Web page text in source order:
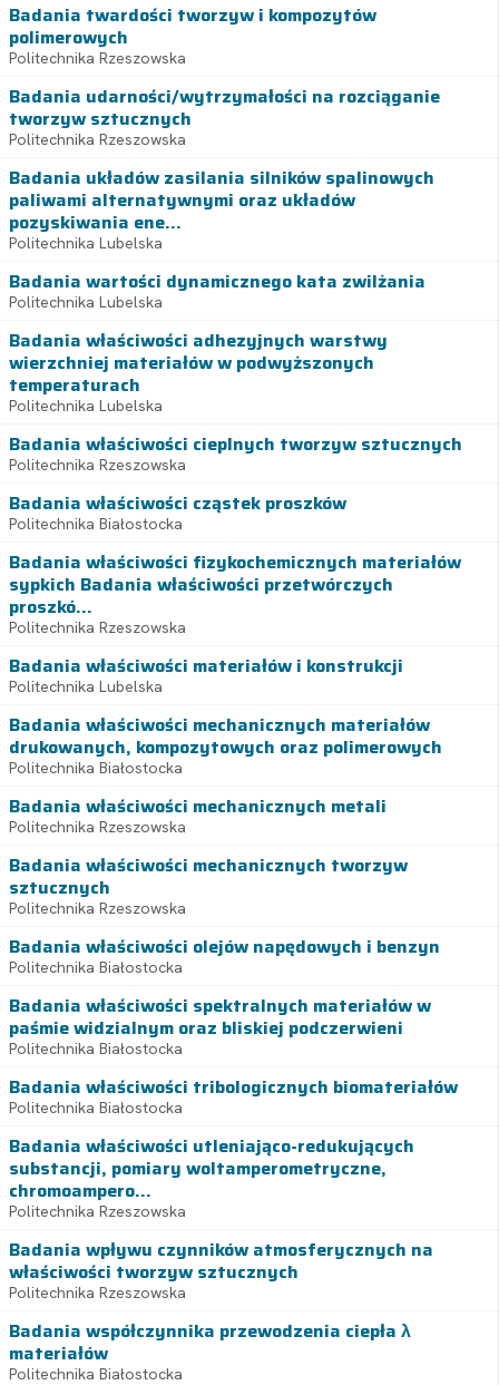
Badania twardości tworzyw i kompozytów
polimerowych
Politechnika Rzeszowska
Badania udarności/wytrzymałości na rozciąganie
tworzyw sztucznych
Politechnika Rzeszowska
Badania układów zasilania silników spalinowych
paliwami alternatywnymi oraz układów
pozyskiwania ene...
Politechnika Lubelska
Badania wartości dynamicznego kata zwilżania
Politechnika Lubelska
Badania właściwości adhezyjnych warstwy
wierzchniej materiałów w podwyższonych
temperaturach
Politechnika Lubelska
Badania właściwości cieplnych tworzyw sztucznych
Politechnika Rzeszowska
Badania właściwości cząstek proszków
Politechnika Białostocka
Badania właściwości fizykochemicznych materiałów
sypkich Badania właściwości przetwórczych
proszkó...
Politechnika Rzeszowska
Badania właściwości materiałów i konstrukcji
Politechnika Lubelska
Badania właściwości mechanicznych materiałów
drukowanych, kompozytowych oraz polimerowych
Politechnika Białostocka
Badania właściwości mechanicznych metali
Politechnika Rzeszowska
Badania właściwości mechanicznych tworzyw
sztucznych
Politechnika Rzeszowska
Badania właściwości olejów napędowych i benzyn
Politechnika Białostocka
Badania właściwości spektralnych materiałów w
paśmie widzialnym oraz bliskiej podczerwieni
Politechnika Białostocka
Badania właściwości tribologicznych biomateriałów
Politechnika Białostocka
Badania właściwości utleniająco-redukujących
substancji, pomiary woltamperometryczne,
chromoampero...
Politechnika Rzeszowska
Badania wpływu czynników atmosferycznych na
właściwości tworzyw sztucznych
Politechnika Rzeszowska
Badania współczynnika przewodzenia ciepła λ
materiałów
Politechnika Białostocka